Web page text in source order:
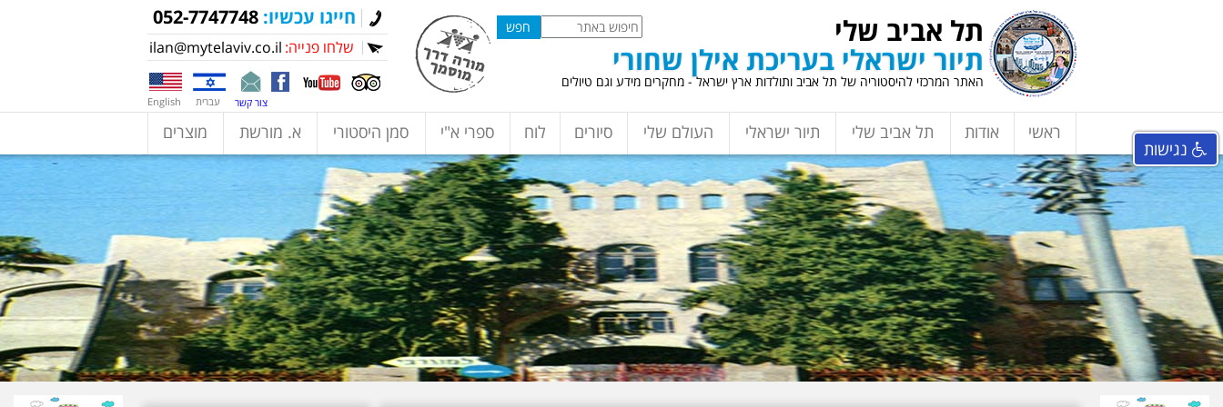
תל אביב שלי
תיור ישראלי בעריכת אילן שחורי
האתר המרכזי להיסטוריה של תל אביב ותולדות ארץ ישראל - מחקרים מידע וגם טיולים
חייגו עכשיו: 052-7747748
שלחו פנייה: ilan@mytelaviv.co.il
English עברית צור קשר
ראשי אודות תל אביב שלי תיור ישראלי העולם שלי סיורים לוח ספרי א"י סמן היסטורי א. מורשת מוצרים
נגישות